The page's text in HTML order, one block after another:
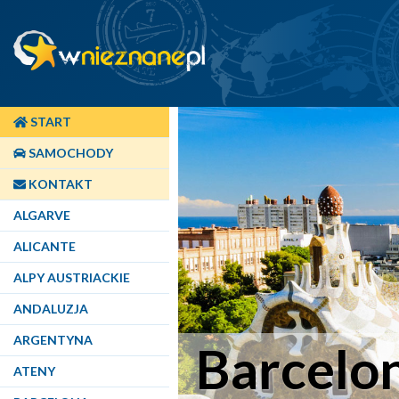
START
SAMOCHODY
KONTAKT
ALGARVE
ALICANTE
ALPY AUSTRIACKIE
ANDALUZJA
ARGENTYNA
ATENY